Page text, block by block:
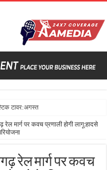
टावर:अगस्त में स्टारशिप
रेल मार्ग पर कवच प्रणाली होगी लागू:हादसे
रेल मार्ग पर कवच